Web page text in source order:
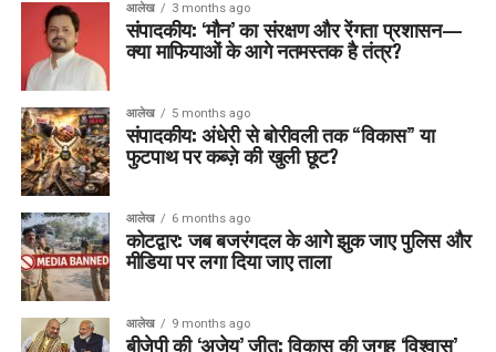
आलेख 3 months ago
संपादकीय: ‘मौन’ का संरक्षण और रेंगता प्रशासन—
क्या माफियाओं के आगे नतमस्तक है तंत्र?
आलेख 5 months ago
संपादकीय: अंधेरी से बोरीवली तक “विकास” या
फुटपाथ पर कब्ज़े की खुली छूट?
आलेख 6 months ago
कोटद्वार: जब बजरंगदल के आगे झुक जाए पुलिस और
मीडिया पर लगा दिया जाए ताला
आलेख 9 months ago
बीजेपी की ‘अजेय’ जीत: विकास की जगह ‘विश्वास’